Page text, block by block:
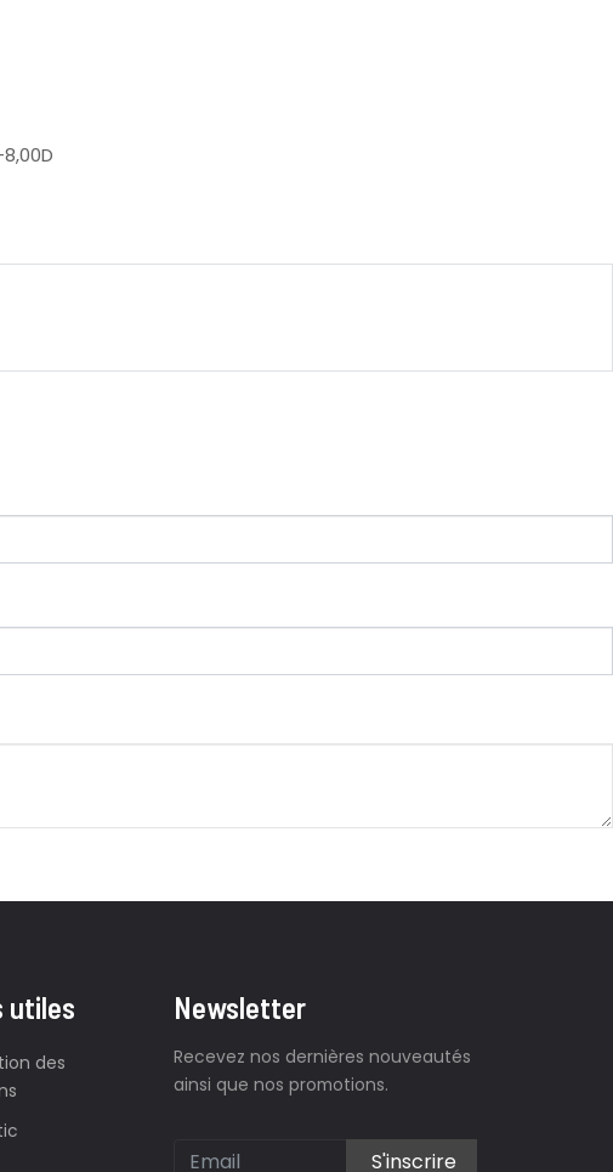
utiles
des
Newsletter
Recevez nos dernières nouveautés
ainsi que nos promotions.
S'inscrire